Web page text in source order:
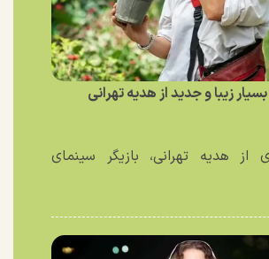
زیبا و جدید از هدیه تهرانی
از هدیه تهرانی، بازیگر سینمای